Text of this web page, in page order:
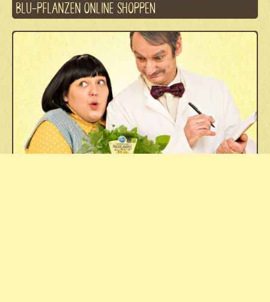
BLU-PFLANZEN ONLINE SHOPPEN